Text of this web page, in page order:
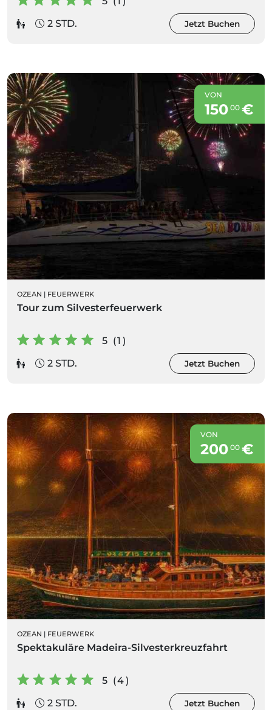
2 STD.
Jetzt Buchen
VON
150 00€
OZEAN | FEUERWERK
Tour zum Silvesterfeuerwerk
5 (1)
2 STD.
Jetzt Buchen
VON
200 00€
OZEAN | FEUERWERK
Spektakuläre Madeira-Silvesterkreuzfahrt
5 (4)
2 STD.
Jetzt Buchen